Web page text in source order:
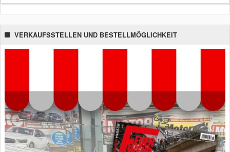
VERKAUFSSTELLEN UND BESTELLMÖGLICHKEIT